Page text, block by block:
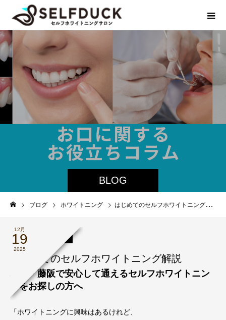
BLOG
ブログ ホワイトニング はじめてのセルフホワイトニング解説
12月
19
2025
ホワイトニング
はじめてのセルフホワイトニング解説
枚方・藤阪で安心して通えるセルフホワイトニン
グをお探しの方へ
「ホワイトニングに興味はあるけれど、